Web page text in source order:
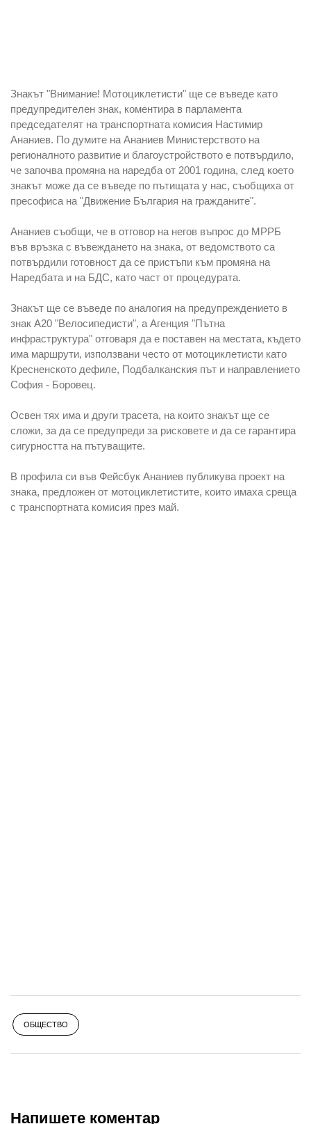
Знакът "Внимание! Мотоциклетисти" ще се въведе като
предупредителен знак, коментира в парламента
председателят на транспортната комисия Настимир
Ананиев. По думите на Ананиев Министерството на
регионалното развитие и благоустройството е потвърдило,
че започва промяна на наредба от 2001 година, след което
знакът може да се въведе по пътищата у нас, съобщиха от
пресофиса на "Движение България на гражданите".
Ананиев съобщи, че в отговор на негов въпрос до МРРБ
във връзка с въвеждането на знака, от ведомството са
потвърдили готовност да се пристъпи към промяна на
Наредбата и на БДС, като част от процедурата.
Знакът ще се въведе по аналогия на предупреждението в
знак А20 "Велосипедисти", а Агенция "Пътна
инфраструктура" отговаря да е поставен на местата, където
има маршрути, използвани често от мотоциклетисти като
Кресненското дефиле, Подбалканския път и направлението
София - Боровец.
Освен тях има и други трасета, на които знакът ще се
сложи, за да се предупреди за рисковете и да се гарантира
сигурността на пътуващите.
В профила си във Фейсбук Ананиев публикува проект на
знака, предложен от мотоциклетистите, които имаха среща
с транспортната комисия през май.
ОБЩЕСТВО
Напишете коментар